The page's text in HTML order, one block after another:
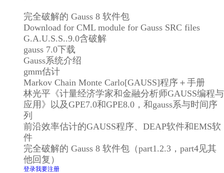
完全破解的 Gauss 8 软件包
Download for CML module for Gauss SRC files
G.A.U.S.S..9.0含破解
gauss 7.0下载
Gauss系统介绍
gmm估计
Markov Chain Monte Carlo[GAUSS]程序＋手册
林光平《计量经济学家和金融分析师GAUSS编程与
应用》以及GPE7.0和GPE8.0，和gauss系与时间序
列
前沿效率估计的GAUSS程序、DEAP软件和EMS软
件
完全破解的 Gauss 8 软件包（part1.2.3，part4见其
他回复）
登录我要注册